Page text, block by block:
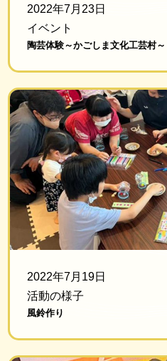
2022年7月23日
イベント
陶芸体験～かごしま文化工芸村～
2022年7月19日
活動の様子
風鈴作り